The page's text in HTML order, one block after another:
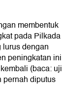
membentuk
pada Pilkada
dengan
peningkatan ini
(baca: uji
pernah diputus